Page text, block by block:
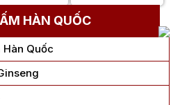
HÀN QUỐC
Hàn Quốc